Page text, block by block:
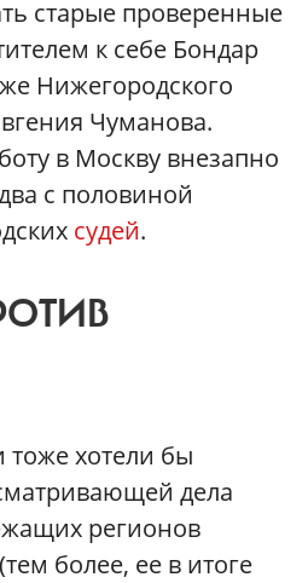
старые проверенные
к себе Бондар
Нижегородского
Чуманова.
в Москву внезапно
с половиной
судей.
тоже хотели бы
дела
регионов
более, ее в итоге